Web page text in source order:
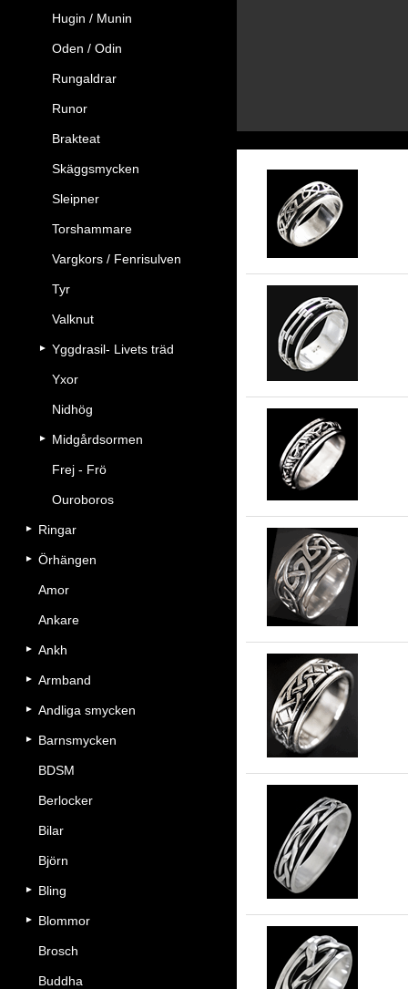
Hugin / Munin
Oden / Odin
Rungaldrar
Runor
Brakteat
Skäggsmycken
Sleipner
Torshammare
Vargkors / Fenrisulven
Tyr
Valknut
Yggdrasil- Livets träd
Yxor
Nidhög
Midgårdsormen
Frej - Frö
Ouroboros
Ringar
Örhängen
Amor
Ankare
Ankh
Armband
Andliga smycken
Barnsmycken
BDSM
Berlocker
Bilar
Björn
Bling
Blommor
Brosch
Buddha